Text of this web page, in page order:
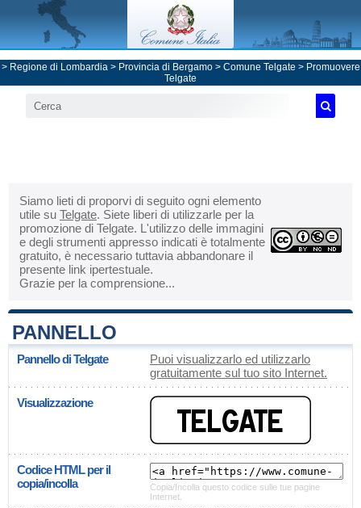
> Regione di Lombardia> Provincia di Bergamo> Comune Telgate > Promuovere
Telgate
Siamo lieti di proporvi di seguito ogni elemento
utile su Telgate. Siete liberi di utilizzarle per la
promozione di Telgate. L'utilizzo delle immagini
e degli strumenti appresso indicati è totalmente
gratuito, è necessario tuttavia abbandonare il
presente link ipertestuale.
Grazie per la comprensione...
PANNELLO
Pannello di Telgate
Puoi visualizzarlo ed utilizzarlo
gratuitamente sul tuo sito Internet.
Visualizzazione
Codice HTML per il
copia/incolla
Copia/Incolla questo codice sulle tue pagine
Internet.